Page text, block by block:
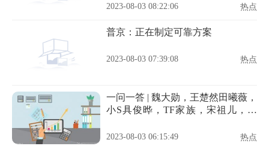
2023-08-03 08:22:06 热点
普京：正在制定可靠方案
2023-08-03 07:39:08 热点
一问一答 | 魏大勋，王楚然田曦薇，
小S具俊晔，TF家族，宋祖儿，喜
2023-08-03 06:15:49 热点